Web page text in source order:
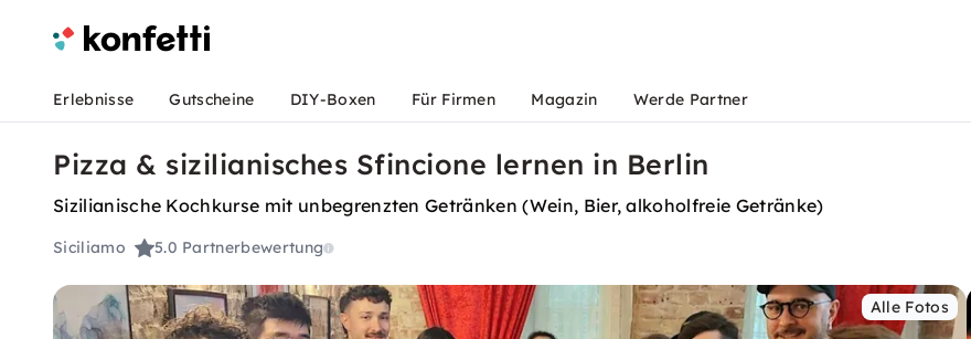
Erlebnisse Gutscheine DIY-Boxen Für Firmen Magazin Werde Partner
Pizza & sizilianisches Sfincione lernen in Berlin
Sizilianische Kochkurse mit unbegrenzten Getränken (Wein, Bier, alkoholfreie Getränke)
Siciliamo 5.0 Partnerbewertung
Alle Fotos